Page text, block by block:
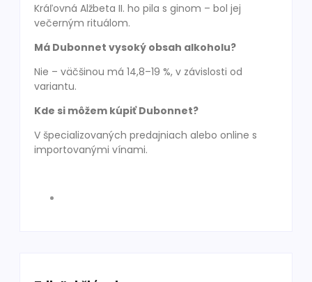
Kráľovná Alžbeta II. ho pila s ginom – bol jej
večerným rituálom.
Má Dubonnet vysoký obsah alkoholu?
Nie – väčšinou má 14,8–19 %, v závislosti od
variantu.
Kde si môžem kúpiť Dubonnet?
V špecializovaných predajniach alebo online s
importovanými vínami.